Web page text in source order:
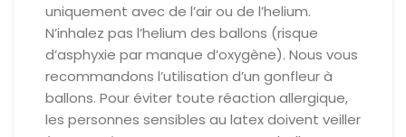
uniquement avec de l’air ou de l’helium.
N’inhalez pas l’helium des ballons (risque
d’asphyxie par manque d’oxygène). Nous vous
recommandons l’utilisation d’un gonfleur à
ballons. Pour éviter toute réaction allergique,
les personnes sensibles au latex doivent veiller